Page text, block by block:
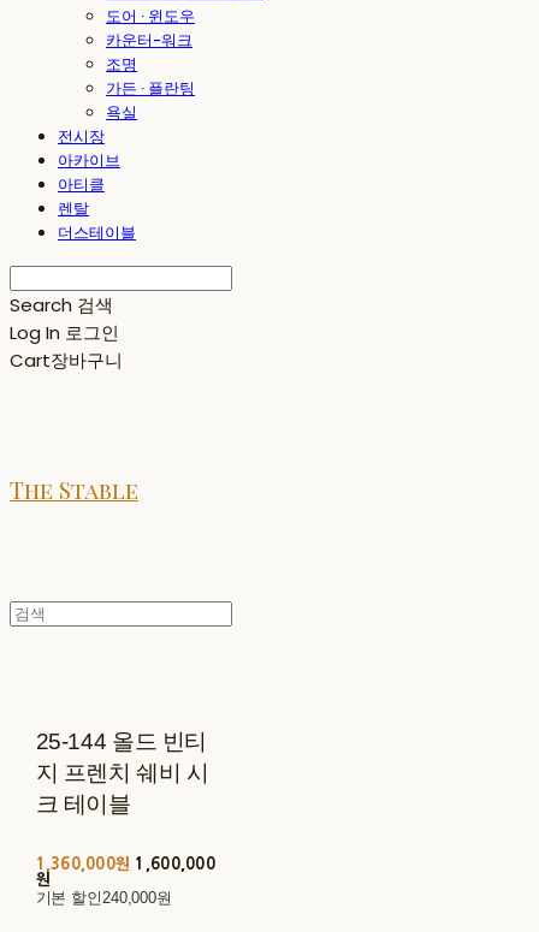
도어 · 윈도우
카운터-워크
조명
가든 · 플란팅
욕실
전시장
아카이브
아티클
렌탈
더스테이블
Search 검색
Log In 로그인
Cart장바구니
The Stable
25-144 올드 빈티
지 프렌치 쉐비 시
크 테이블
1,360,000원 1,600,000
원
기본 할인 240,000원